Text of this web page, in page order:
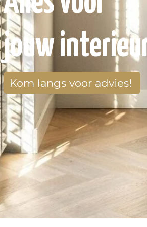
jouw
Kom langs voor advies!